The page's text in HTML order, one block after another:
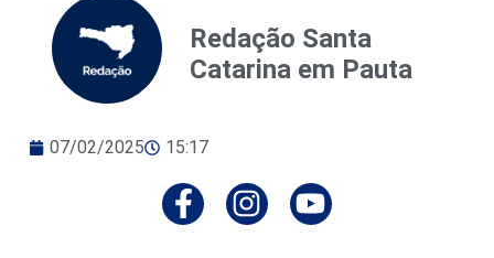
Redação Santa
Catarina em Pauta
07/02/2025 15:17